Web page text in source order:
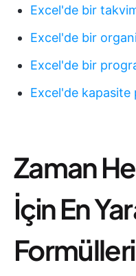
Excel'de bir
Excel'de bir
Excel'de bir
Excel'de kapasite
Zaman
İçin En